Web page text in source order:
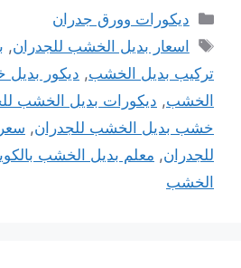
التصنيفات
ديكورات وورق جدران
الوسوم
اسعار بديل الخشب للجدران,
تركيب بديل الخشب, ديكور
الخشب, ديكورات بديل الخشب
خشب بديل الخشب للجدران,
للجدران, معلم بديل الخشب
الخشب